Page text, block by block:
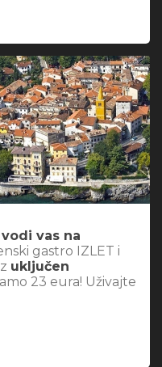
vas na
gastro IZLET i
uključen
23 eura! Uživajte